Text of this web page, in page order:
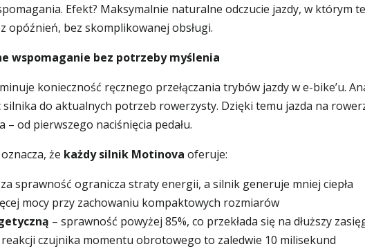
Efekt? Maksymalnie naturalne odczucie jazdy, w którym
opóźnień, bez skomplikowanej obsługi.
wspomaganie bez potrzeby myślenia
konieczność ręcznego przełączania trybów jazdy w e-bike’u.
do aktualnych potrzeb rowerzysty. Dzięki temu jazda na
– od pierwszego naciśnięcia pedału.
że każdy silnik Motinova oferuje:
sprawność ogranicza straty energii, a silnik generuje mniej ciepła
mocy przy zachowaniu kompaktowych rozmiarów
– sprawność powyżej 85%, co przekłada się na dłuższy
reakcji czujnika momentu obrotowego to zaledwie 10 milisekund